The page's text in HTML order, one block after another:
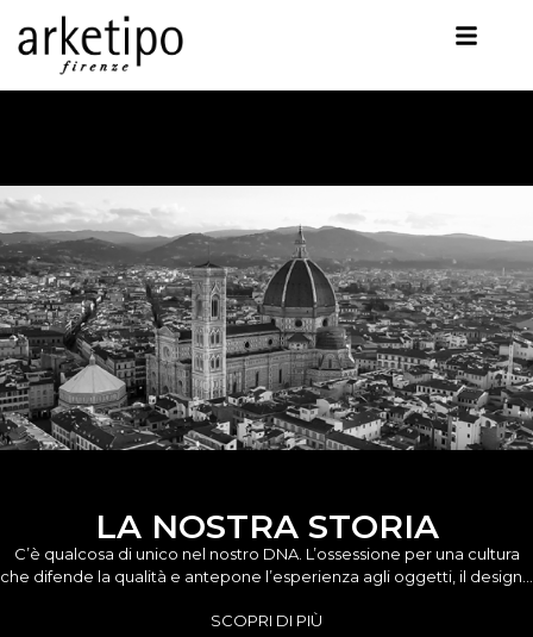
LA NOSTRA STORIA
C’è qualcosa di unico nel nostro DNA. L’ossessione per una cultura
che difende la qualità e antepone l’esperienza agli oggetti, il design…
SCOPRI DI PIÙ